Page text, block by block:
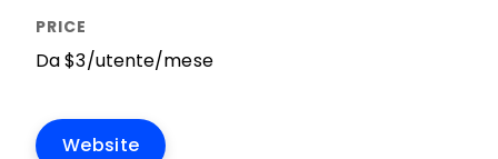
Da $3/utente/mese
Website